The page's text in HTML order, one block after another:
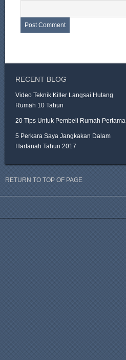
RECENT BLOG
Video Teknik Killer Langsai Hutang
Rumah 10 Tahun
20 Tips Untuk Pembeli Rumah Pertama
5 Perkara Saya Jangkakan Dalam
Hartanah Tahun 2017
RETURN TO TOP OF PAGE